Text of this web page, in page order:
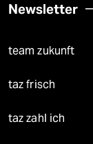
Newsletter
team zukunft
taz frisch
taz zahl ich